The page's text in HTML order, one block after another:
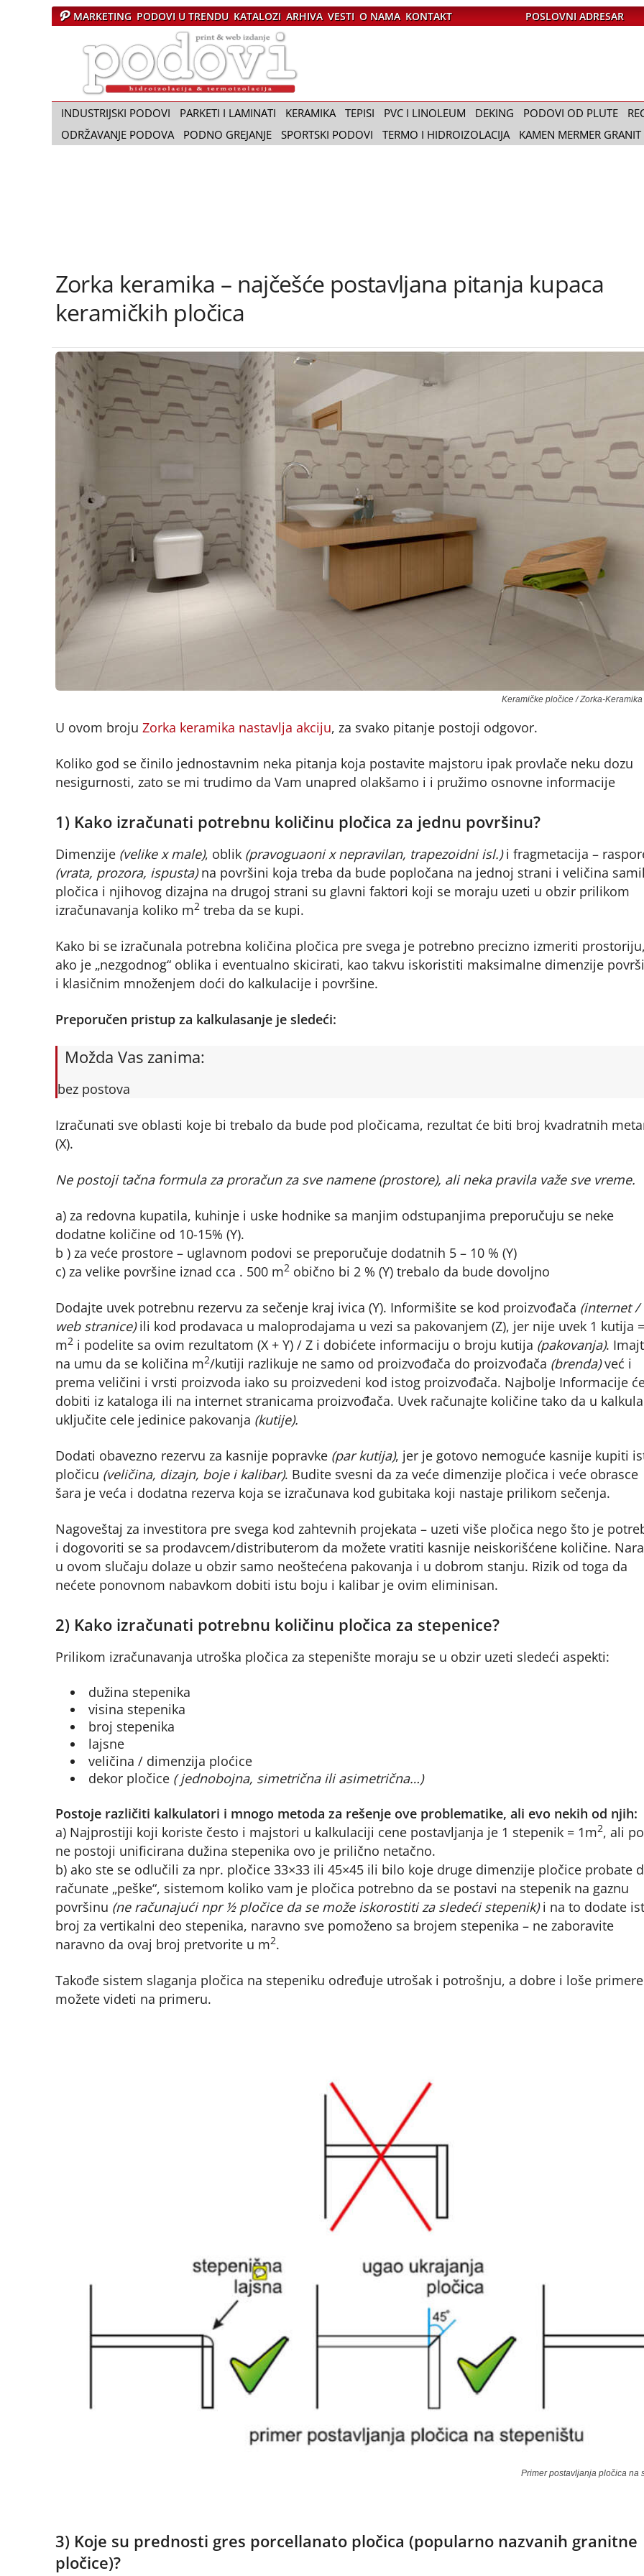
MARKETING PODOVI U TRENDU KATALOZI ARHIVA VESTI O NAMA KONTAKT POSLOVNI ADRESAR
a
p
i
P
INDUSTRIJSKI PODOVI PARKETI I LAMINATI KERAMIKA TEPISI PVC I LINOLEUM DEKING PODOVI OD PLUTE
ODRŽAVANJE PODOVA
PODNO GREJANJE SPORTSKI PODOVI TERMO I HIDROIZOLACIJA KAMEN MERMER GRANIT
Zorka keramika – najčešće postavljana pitanja kupaca
keramičkih pločica
Keramičke pločice / Zorka-Keramika
U ovom broju Zorka keramika nastavlja akciju, za svako pitanje postoji odgovor.
Koliko god se činilo jednostavnim neka pitanja koja postavite majstoru ipak provlače neku dozu
nesigurnosti, zato se mi trudimo da Vam unapred olakšamo i i pružimo osnovne informacije
1) Kako izračunati potrebnu količinu pločica za jednu površinu?
Dimenzije (velike x male), oblik (pravoguaoni x nepravilan, trapezoidni isl.)i fragmetacija –
(vrata, prozora, ispusta)na površini koja treba da bude popločana na jednoj strani i veličina
pločica i njihovog dizajna na drugoj strani su glavni faktori koji se moraju uzeti u obzir prilikom
izračunavanja koliko m2treba da se kupi.
Kako bi se izračunala potrebna količina pločica pre svega je potrebno precizno izmeriti
ako je „nezgodnog“ oblika i eventualno skicirati, kao takvu iskoristiti maksimalne dimenzije
i klasičnim množenjem doći do kalkulacije i površine.
Preporučen pristup za kalkulasanje je sledeći:
Možda Vas zanima:
bez postova
Izračunati sve oblasti koje bi trebalo da bude pod pločicama, rezultat će biti broj kvadratnih
(X).
Ne postoji tačna formula za proračun za sve namene (prostore), ali neka pravila važe sve vreme.
a) za redovna kupatila, kuhinje i uske hodnike sa manjim odstupanjima preporučuju se neke
dodatne količine od 10-15% (Y).
b ) za veće prostore – uglavnom podovi se preporučuje dodatnih 5 – 10 % (Y)
c) za velike površine iznad cca . 500 m2obično bi 2 % (Y) trebalo da bude dovoljno
Dodajte uvek potrebnu rezervu za sečenje kraj ivica (Y). Informišite se kod proizvođača (internet /
web stranice)ili kod prodavaca u maloprodajama u vezi sa pakovanjem (Z), jer nije uvek 1 kutija
m2i podelite sa ovim rezultatom (X + Y) / Z i dobićete informaciju o broju kutija (pakovanja).
na umu da se količina m2/kutiji razlikuje ne samo od proizvođača do proizvođača (brenda)već i
prema veličini i vrsti proizvoda iako su proizvedeni kod istog proizvođača. Najbolje Informacije
dobiti iz kataloga ili na internet stranicama proizvođača. Uvek računajte količine tako da u
uključite cele jedinice pakovanja (kutije).
Dodati obavezno rezervu za kasnije popravke (par kutija), jer je gotovo nemoguće kasnije kupiti
pločicu (veličina, dizajn, boje i kalibar). Budite ​​svesni da za veće dimenzije pločica i veće obrasce
šara je veća i dodatna rezerva koja se izračunava kod gubitaka koji nastaje prilikom sečenja.
Nagoveštaj za investitora pre svega kod zahtevnih projekata – uzeti više pločica nego što je
i dogovoriti se sa prodavcem/distributerom da možete vratiti kasnije neiskorišćene količine.
u ovom slučaju dolaze u obzir samo neoštećena pakovanja i u dobrom stanju. Rizik od toga da
nećete ponovnom nabavkom dobiti istu boju i kalibar je ovim eliminisan.
2) Kako izračunati potrebnu količinu pločica za stepenice?
Prilikom izračunavanja utroška pločica za stepenište moraju se u obzir uzeti sledeći aspekti:
dužina stepenika
visina stepenika
broj stepenika
lajsne
veličina / dimenzija ploćice
dekor pločice ( jednobojna, simetrična ili asimetrična…)
Postoje različiti kalkulatori i mnogo metoda za rešenje ove problematike, ali evo nekih od njih:
a) Najprostiji koji koriste često i majstori u kalkulaciji cene postavljanja je 1 stepenik = 1m2, ali
ne postoji unificirana dužina stepenika ovo je prilično netačno.
b) ako ste se odlučili za npr. pločice 33×33 ili 45×45 ili bilo koje druge dimenzije pločice probate
računate „peške“, sistemom koliko vam je pločica potrebno da se postavi na stepenik na gaznu
površinu (ne računajući npr ½ pločice da se može iskorostiti za sledeći stepenik)i na to dodate
broj za vertikalni deo stepenika, naravno sve pomoženo sa brojem stepenika – ne zaboravite
naravno da ovaj broj pretvorite u m2.
Takođe sistem slaganja pločica na stepeniku određuje utrošak i potrošnju, a dobre i loše primere
možete videti na primeru.
Primer postavljanja pločica na
3) Koje su prednosti gres porcellanato pločica (popularno nazvanih granitne
pločice)?